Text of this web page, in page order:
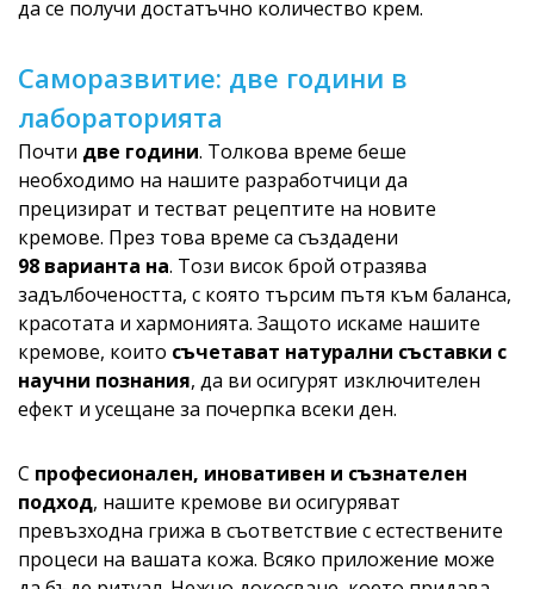
да се получи достатъчно количество крем.
Саморазвитие: две години в
лабораторията
Почти две години. Толкова време беше
необходимо на нашите разработчици да
прецизират и тестват рецептите на новите
кремове. През това време са създадени
98 варианта на. Този висок брой отразява
задълбочеността, с която търсим пътя към баланса,
красотата и хармонията. Защото искаме нашите
кремове, които съчетават натурални съставки с
научни познания, да ви осигурят изключителен
ефект и усещане за почерпка всеки ден.
С професионален, иновативен и съзнателен
подход, нашите кремове ви осигуряват
превъзходна грижа в съответствие с естествените
процеси на вашата кожа. Всяко приложение може